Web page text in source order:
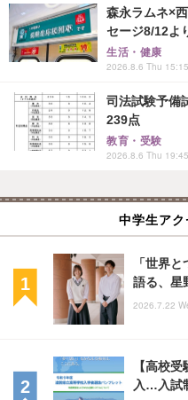
森永ラムネ×
セージ8/12よ
生活・健康
2026.8.6 Thu 15:15
司法試験予備
239点
教育・受験
2026.8.6 Thu 19:45
中学生ア
「世界
語る、星
2026.7.22
【高校
入…入試